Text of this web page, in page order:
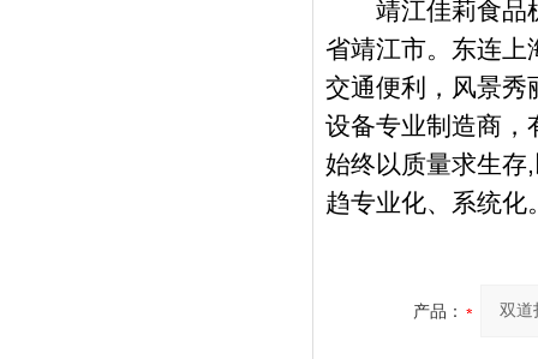
靖江佳莉食品机
省靖江市。东连上
交通便利，风景秀
设备专业制造商，
始终以质量求生存
趋专业化、系统化
产品：